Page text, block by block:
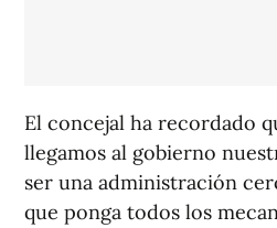
El concejal ha recordado
llegamos al gobierno
ser una administración
que ponga todos los